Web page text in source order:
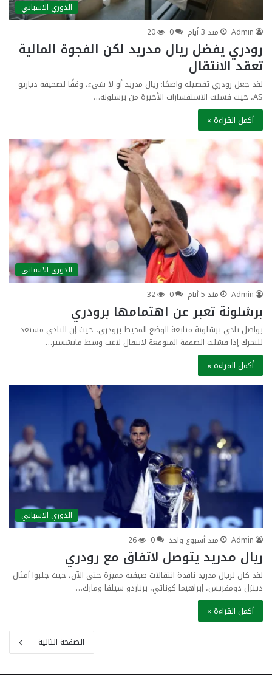
الدوري الاسباني
Admin
منذ 3 أيام 0
20
رودري يفضل ريال مدريد لكن الفجوة المالية
تعقد الانتقال
لقد جعل رودري تفضيله واضحًا: ريال مدريد أو لا شيء، وفقًا لصحيفة دياريو
AS، حيث فشلت الاستفسارات الأخيرة من برشلونة…
أكمل القراءة »
الدوري الاسباني
Admin
منذ 5 أيام 0
32
برشلونة تعبر عن اهتمامها برودري
يواصل نادي برشلونة متابعة الوضع المحيط برودري، حيث إن النادي مستعد
للتحرك إذا فشلت الصفقة المتوقعة لانتقال لاعب وسط مانشستر…
أكمل القراءة »
الدوري الاسباني
Admin
منذ أسبوع واحد 0
26
ريال مدريد يتوصل لاتفاق مع رودري
لقد كان لريال مدريد نافذة انتقالات صيفية مميزة حتى الآن، حيث جلبوا أمثال
دينزل دومفريس، إبراهيما كوناتي، برناردو سيلفا ومارك…
أكمل القراءة »
الصفحة التالية